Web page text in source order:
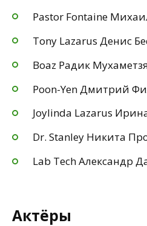
Pastor Fontaine
Tony Lazarus Денис
Boaz Радик
Poon-Yen Дмитрий
Joylinda Lazarus
Dr. Stanley Никита
Lab Tech Александр
Актёры